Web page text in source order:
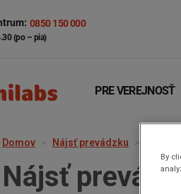
0850 150 000
(po – pia)
PRE VEREJNOSŤ
Domov Nájsť prevádzku
Nájsť
By